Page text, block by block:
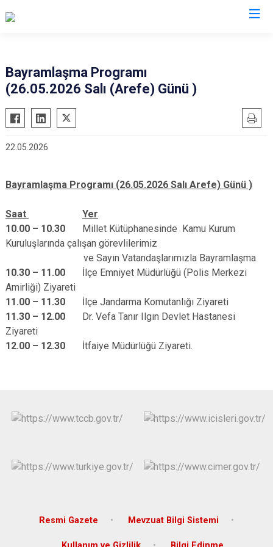
Ahırlı
Akören
Altınekin
Bozkır
Çeltik
Cihanbeyli
Çumra
Derbent
Derebucak
Doğanhisar
Halkapınar
Hüyük
Ilgın
Kadınhanı
Karapınar
Kulu
Taşkent
Yalıhüyük
Bayramlaşma Programı
(26.05.2026 Salı (Arefe) Günü )
22.05.2026
Bayramlaşma Programı (26.05.2026 Salı Arefe) Günü )
Saat
Yer
10.00 – 10.30 Millet Kütüphanesinde Kamu Kurum
Kuruluşlarında çalışan görevlilerimiz
ve Sayın Vatandaşlarımızla Bayramlaşma
10.30 – 11.00 İlçe Emniyet Müdürlüğü (Polis Merkezi
Amirliği) Ziyareti
11.00 – 11.30 İlçe Jandarma Komutanlığı Ziyareti
11.30 – 12.00 Dr. Vefa Tanır Ilgın Devlet Hastanesi
Ziyareti
12.00 – 12.30 İtfaiye Müdürlüğü Ziyareti.
Resmi Gazete Mevzuat Bilgi Sistemi